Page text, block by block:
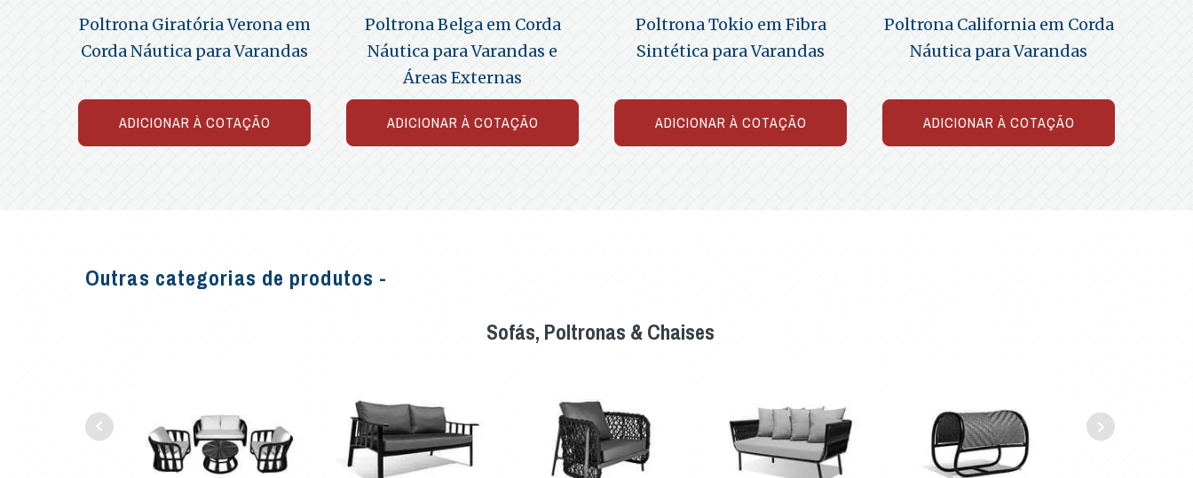
Poltrona Giratória Verona em
Corda Náutica para Varandas
ADICIONAR À COTAÇÃO
Poltrona Belga em Corda
Náutica para Varandas e
Áreas Externas
ADICIONAR À COTAÇÃO
Poltrona Tokio em Fibra
Sintética para Varandas
ADICIONAR À COTAÇÃO
Poltrona California em Corda
Náutica para Varandas
ADICIONAR À COTAÇÃO
Outras categorias de produtos -
Sofás, Poltronas & Chaises